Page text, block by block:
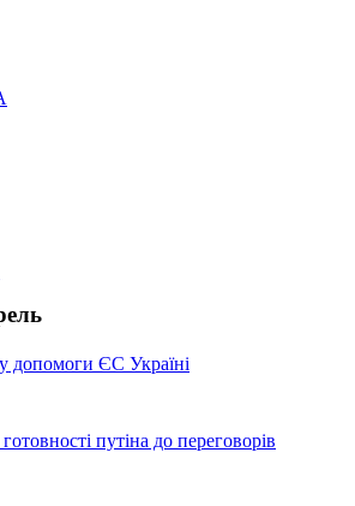
допомоги ЄС Україні
путіна до переговорів